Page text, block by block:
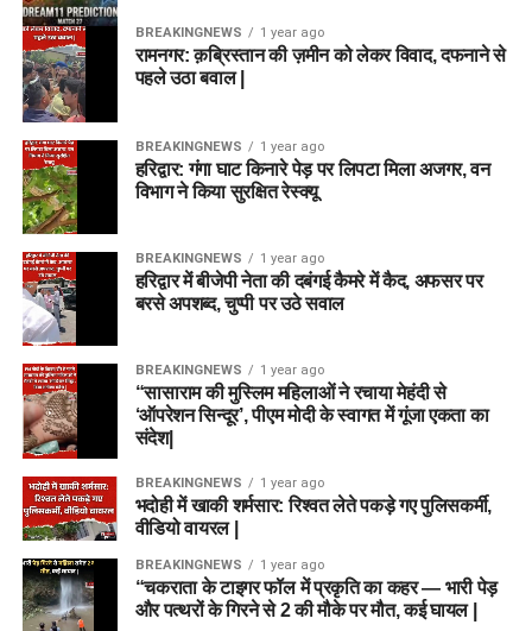
BREAKINGNEWS 1 year ago
रामनगर: क़ब्रिस्तान की ज़मीन को लेकर विवाद, दफनाने से
पहले उठा बवाल |
BREAKINGNEWS 1 year ago
हरिद्वार: गंगा घाट किनारे पेड़ पर लिपटा मिला अजगर, वन
विभाग ने किया सुरक्षित रेस्क्यू
BREAKINGNEWS 1 year ago
हरिद्वार में बीजेपी नेता की दबंगई कैमरे में कैद, अफसर पर
बरसे अपशब्द, चुप्पी पर उठे सवाल
BREAKINGNEWS 1 year ago
“सासाराम की मुस्लिम महिलाओं ने रचाया मेहंदी से
‘ऑपरेशन सिन्दूर’, पीएम मोदी के स्वागत में गूंजा एकता का
संदेश|
BREAKINGNEWS 1 year ago
भदोही में खाकी शर्मसार: रिश्वत लेते पकड़े गए पुलिसकर्मी,
वीडियो वायरल |
BREAKINGNEWS 1 year ago
“चकराता के टाइगर फॉल में प्रकृति का कहर — भारी पेड़
और पत्थरों के गिरने से 2 की मौके पर मौत, कई घायल |